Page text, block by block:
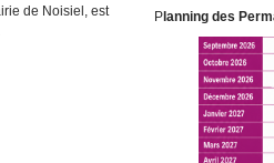
de Noisiel, est
Planning des